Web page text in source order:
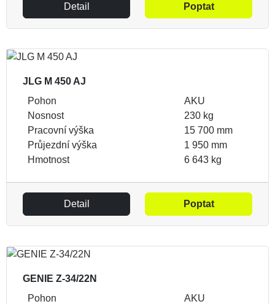
Detail Poptat
JLG M 450 AJ
Pohon
AKU
Nosnost
230 kg
Pracovní výška
15 700 mm
Průjezdní výška
1 950 mm
Hmotnost
6 643 kg
Detail Poptat
GENIE Z-34/22N
Pohon
AKU